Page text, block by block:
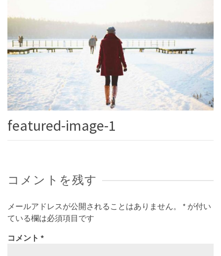
featured-image-1
コメントを残す
メールアドレスが公開されることはありません。 * が付い
ている欄は必須項目です
コメント *